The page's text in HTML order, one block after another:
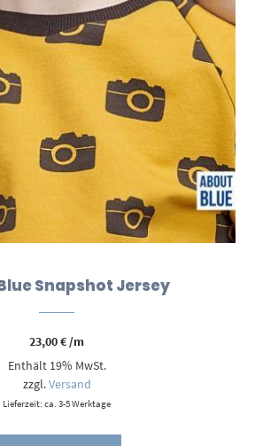
Snapshot Jersey
23,00€/m
Enthält 19% MwSt.
zzgl.Versand
Lieferzeit: ca. 3-5 Werktage